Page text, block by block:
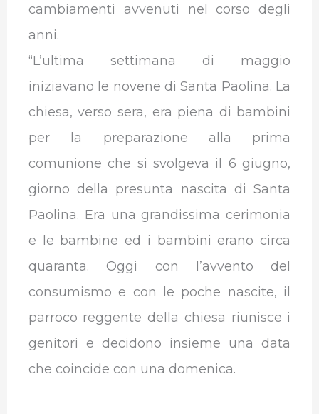
cambiamenti avvenuti nel corso degli
anni.
“L’ultima settimana di maggio
iniziavano le novene di Santa Paolina. La
chiesa, verso sera, era piena di bambini
per la preparazione alla prima
comunione che si svolgeva il 6 giugno,
giorno della presunta nascita di Santa
Paolina. Era una grandissima cerimonia
e le bambine ed i bambini erano circa
quaranta. Oggi con l’avvento del
consumismo e con le poche nascite, il
parroco reggente della chiesa riunisce i
genitori e decidono insieme una data
che coincide con una domenica.